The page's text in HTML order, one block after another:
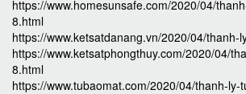
https://www.homesunsafe.com/2020/04/
8.html
https://www.ketsatdanang.vn/2020/04/thanh-
https://www.ketsatphongthuy.com/2020/04/
8.html
https://www.tubaomat.com/2020/04/thanh-